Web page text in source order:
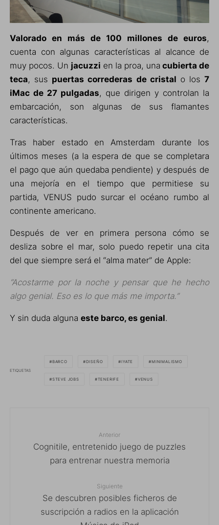
Valorado en más de 100 millones de euros,
cuenta con algunas características al alcance de
muy pocos. Un jacuzzi en la proa, una cubierta de
teca, sus puertas correderas de cristal o los 7
iMac de 27 pulgadas, que dirigen y controlan la
embarcación, son algunas de sus flamantes
características.
Tras haber estado en Amsterdam durante los
últimos meses (a la espera de que se completara
el pago que aún quedaba pendiente) y después de
una mejoría en el tiempo que permitiese su
partida, VENUS pudo surcar el océano rumbo al
continente americano.
Después de ver en primera persona cómo se
desliza sobre el mar, solo puedo repetir una cita
del que siempre será el “alma mater” de Apple:
“Acostarme por la noche y pensar que he hecho
algo genial. Eso es lo que más me importa.”
Y sin duda alguna este barco, es genial.
ETIQUETAS
BARCO DISEÑO IYATE MINIMALISMO
STEVE JOBS TENERIFE VENUS
Anterior
Cognitile, entretenido juego de puzzles
para entrenar nuestra memoria
Siguiente
Se descubren posibles ficheros de
suscripción a radios en la aplicación